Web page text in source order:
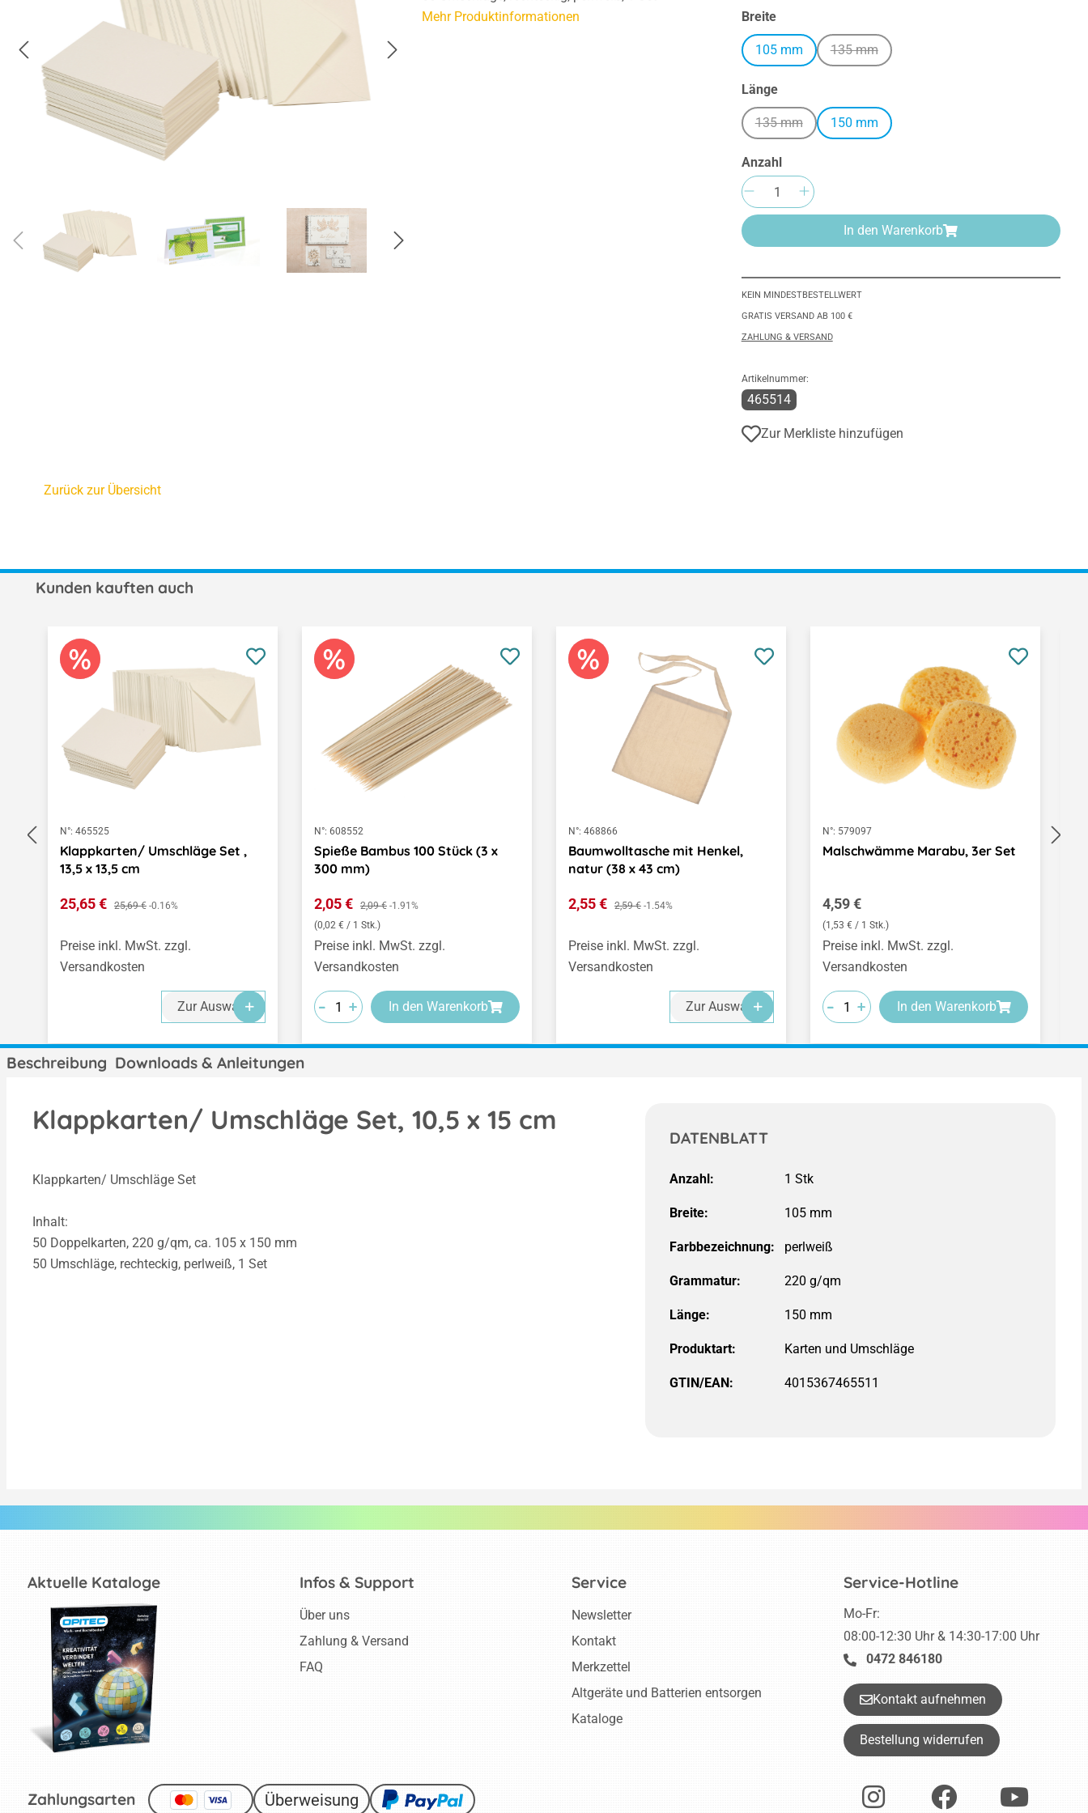
Mehr Produktinformationen
Breiteauswählen
105 mm 135 mm(Diese Option ist zurzeit nicht verfügbar.)
Längeauswählen
135 mm(Diese Option ist zurzeit nicht verfügbar.)
150 mm
Anzahl
Produkt Anzahl: Gib den gewünschten
In den Warenkorb
KEIN MINDESTBESTELLWERT
GRATIS VERSAND AB 100 €
ZAHLUNG & VERSAND
Artikelnummer:
465514
Zur Merkliste hinzufügen
Zurück zur Übersicht
Kunden kauften auch
Produktgalerie überspringen
N°: 465525
Klappkarten/ Umschläge Set ,
13,5 x 13,5 cm
Verkaufspreis:
25,65 € Regulärer Preis:
25,69 € -0.16%
Preise inkl. MwSt. zzgl.
Versandkosten
Zur Auswahl
N°: 608552
Spieße Bambus 100 Stück (3 x
300 mm)
Verkaufspreis:
2,05 € Regulärer Preis:
2,09 € -1.91%
(0,02 € / 1 Stk.)
Preise inkl. MwSt. zzgl.
Versandkosten
-
-
- +
+
+ In den Warenkorb
N°: 468866
Baumwolltasche mit Henkel,
natur (38 x 43 cm)
Verkaufspreis:
2,55 € Regulärer Preis:
2,59 € -1.54%
Preise inkl. MwSt. zzgl.
Versandkosten
Zur Auswahl
N°: 579097
Malschwämme Marabu, 3er Set
Regulärer Preis:
4,59 €
(1,53 € / 1 Stk.)
Preise inkl. MwSt. zzgl.
Versandkosten
-
-
- +
+
+ In den Warenkorb
Beschreibung Downloads & Anleitungen
Klappkarten/ Umschläge Set, 10,5 x 15 cm
Klappkarten/ Umschläge Set
Inhalt:
50 Doppelkarten, 220 g/qm, ca. 105 x 150 mm
50 Umschläge, rechteckig, perlweiß, 1 Set
DATENBLATT
Anzahl:
Breite:
Farbbezeichnung:
Grammatur: 220 g/qm
Länge:
Produktart:
GTIN/EAN: 4015367465511
Aktuelle Kataloge Service-Hotline
Mo-Fr:
08:00-12:30 Uhr & 14:30-17:00 Uhr
0472 846180
Kontakt aufnehmen
Bestellung widerrufen
Infos & Support
Über uns
Zahlung & Versand
FAQ
Service
Newsletter
Kontakt
Merkzettel
Altgeräte und Batterien entsorgen
Kataloge
Zahlungsarten Überweisung